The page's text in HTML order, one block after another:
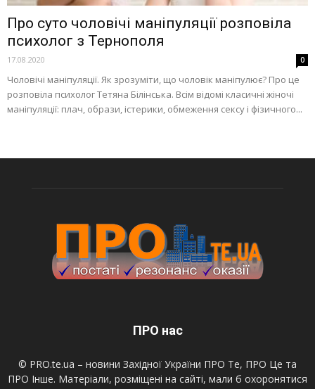
Про суто чоловічі маніпуляції розповіла
психолог з Тернополя
17.08.2020 0
Чоловічі маніпуляції. Як зрозуміти, що чоловік маніпулює? Про це
розповіла психолог Тетяна Білінська. Всім відомі класичні жіночі
маніпуляції: плач, образи, істерики, обмеження сексу і фізичного...
ПРО нас
© PRO.te.ua – новини Західної України ПРО Те, ПРО Це та
ПРО Інше. Матеріали, розміщені на сайті, мали б охоронятися